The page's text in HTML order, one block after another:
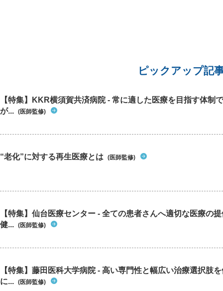
す。今後の生活において、どのような考え方や対
応が望ましいか、アドバイスをいただければ幸いピックアップ記
【特集】KKR横須賀共済病院 - 常に適した医療を目指す体制
が... (医師監修)
“老化”に対する再生医療とは (医師監修)
【特集】仙台医療センター - 全ての患者さんへ適切な医療の
健... (医師監修)
【特集】藤田医科大学病院 - 高い専門性と幅広い治療選択肢
に... (医師監修)